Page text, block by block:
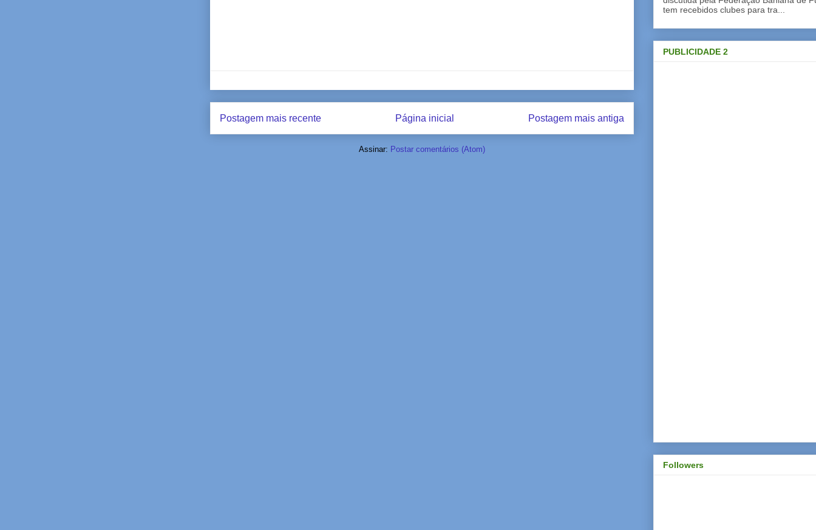
Postagem mais recente Postagem mais antiga
Página inicial
Assinar: Postar comentários (Atom)
tem recebidos clubes para tra...
PUBLICIDADE 2
Followers